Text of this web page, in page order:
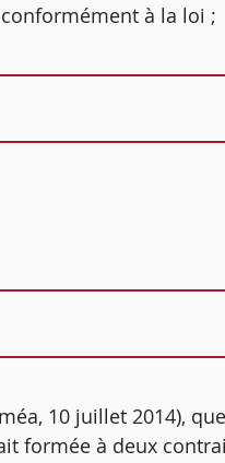
à la loi ;
10 juillet 2014),
formée à deux